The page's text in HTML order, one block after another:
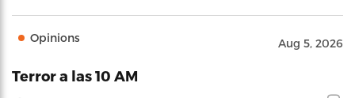
Opinions Aug 5, 2026
Terror a las 10 AM